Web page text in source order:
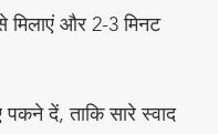
और 2-3 मिनट
दें, ताकि सारे स्वाद